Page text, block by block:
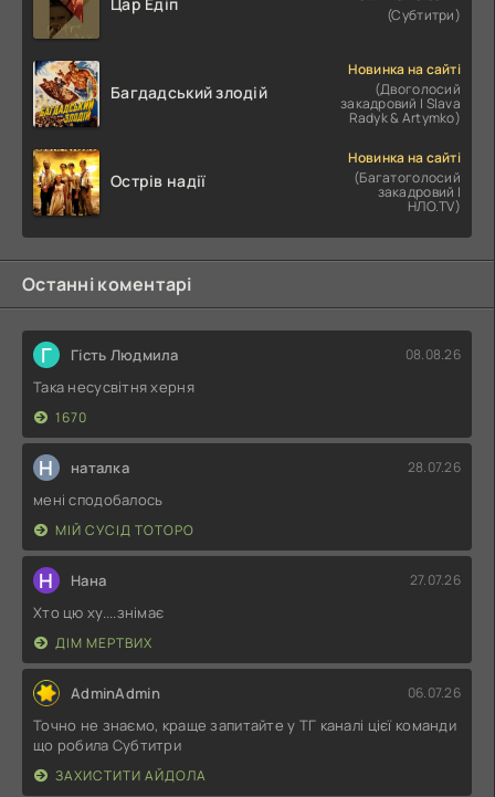
(Субтитри)
Багдадський злодій
Новинка на сайті
(Двоголосий
закадровий | Slava
Radyk & Artymko)
Острів надії
Новинка на сайті
(Багатоголосий
закадровий |
НЛО.TV)
Останні коментарі
Г Гість Людмила 08.08.26
Така несусвітня херня
1670
Н наталка 28.07.26
мені сподобалось
МІЙ СУСІД ТОТОРО
Н Нана 27.07.26
Хто цю ху....знімає
ДІМ МЕРТВИХ
AdminAdmin 06.07.26
Точно не знаємо, краще запитайте у ТГ каналі цієї команди
що робила Субтитри
ЗАХИСТИТИ АЙДОЛА